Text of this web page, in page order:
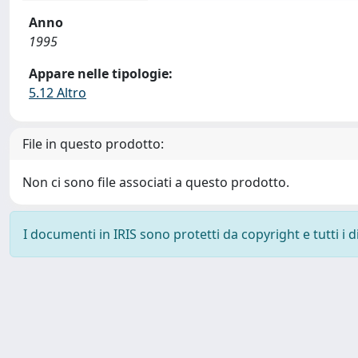
Anno
1995
Appare nelle tipologie:
5.12 Altro
File in questo prodotto:
Non ci sono file associati a questo prodotto.
I documenti in IRIS sono protetti da copyright e tutti i